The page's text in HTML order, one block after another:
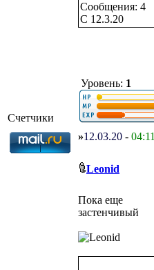
Счетчики
Сообщения: 4
C 12.3.20
Уровень: 1
»12.03.20 - 04:11
Leonid
Пока еще
застенчивый